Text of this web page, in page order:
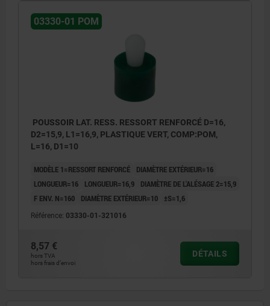
03330-01 POM
POUSSOIR LAT. RESS. RESSORT RENFORCÉ D=16,
D2=15,9, L1=16,9, PLASTIQUE VERT, COMP:POM,
L=16, D1=10
MODÈLE 1=RESSORT RENFORCÉ
DIAMÈTRE EXTÉRIEUR=16
LONGUEUR=16
LONGUEUR=16,9
DIAMÈTRE DE L'ALÉSAGE 2=15,9
F ENV. N=160
DIAMÈTRE EXTÉRIEUR=10 ±S=1,6
Référence: 03330-01-321016
8,57 €
hors TVA
hors frais d’envoi
DÉTAILS